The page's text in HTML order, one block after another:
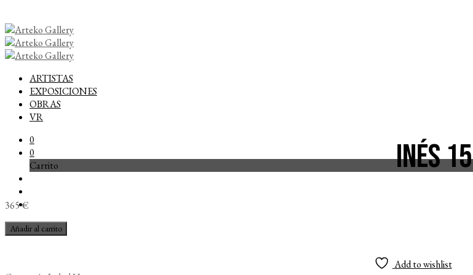
ARTISTAS
EXPOSICIONES
OBRAS
VR
0
0
Carrito
Inés 15
365€
Inés
15
Añadir al carrito
Add to wishlist